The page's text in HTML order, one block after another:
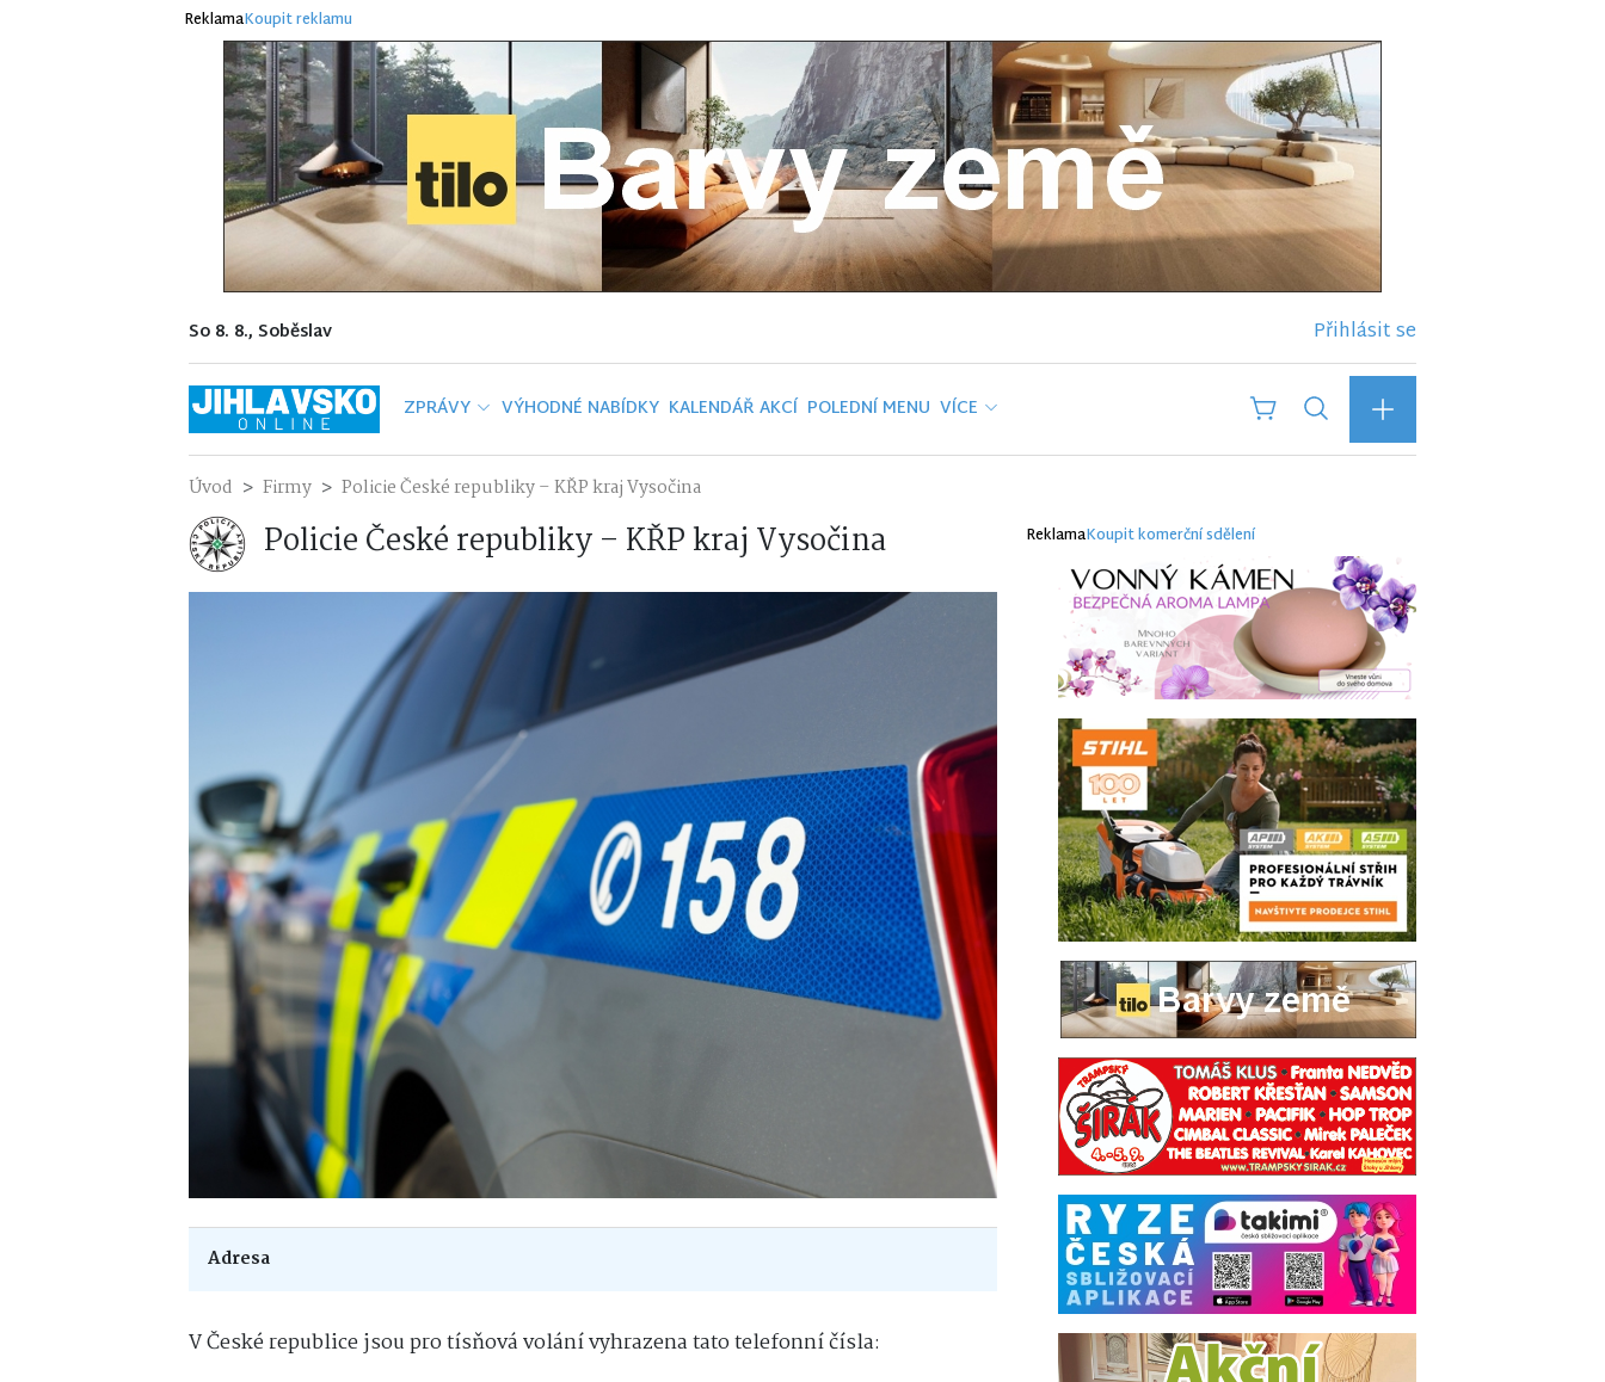
ReklamaKoupit reklamu
So 8. 8., Soběslav Přihlásit se
ZPRÁVY VÝHODNÉ NABÍDKY KALENDÁŘ AKCÍ POLEDNÍ MENU VÍCE
Úvod Firmy Policie České republiky – KŘP kraj Vysočina
Policie České republiky – KŘP kraj Vysočina
Adresa
V České republice jsou pro tísňová volání vyhrazena tato telefonní čísla:
ReklamaKoupit komerční sdělení